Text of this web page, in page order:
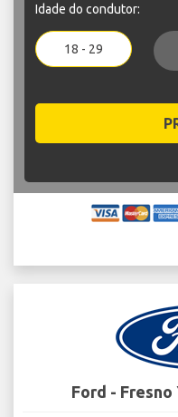
Idade do condutor:
18 - 29
Ford -